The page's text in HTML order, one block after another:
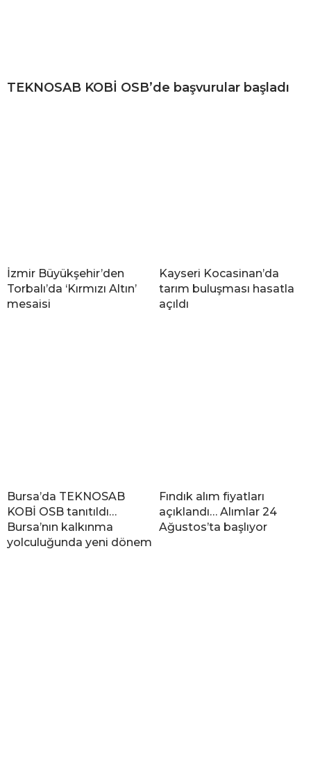
TEKNOSAB KOBİ OSB’de başvurular başladı
İzmir Büyükşehir’den
Torbalı’da ‘Kırmızı Altın’
mesaisi
Kayseri Kocasinan’da
tarım buluşması hasatla
açıldı
Bursa’da TEKNOSAB
KOBİ OSB tanıtıldı…
Bursa’nın kalkınma
yolculuğunda yeni dönem
Fındık alım fiyatları
açıklandı… Alımlar 24
Ağustos’ta başlıyor